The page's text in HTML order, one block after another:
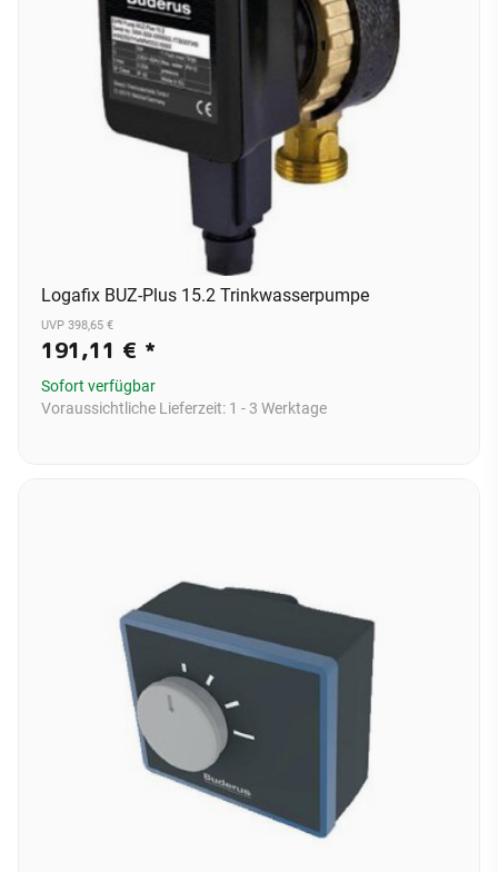
Logafix BUZ-Plus 15.2 Trinkwasserpumpe
UVP 398,65 €
191,11 € *
Sofort verfügbar
Voraussichtliche Lieferzeit: 1 - 3 Werktage